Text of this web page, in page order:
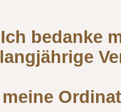
Ich bedanke
langjährige
meine